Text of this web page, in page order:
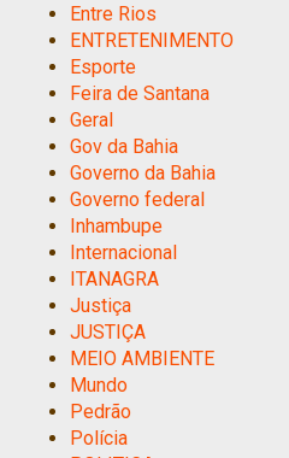
Entre Rios
ENTRETENIMENTO
Esporte
Feira de Santana
Geral
Gov da Bahia
Governo da Bahia
Governo federal
Inhambupe
Internacional
ITANAGRA
Justiça
JUSTIÇA
MEIO AMBIENTE
Mundo
Pedrão
Polícia